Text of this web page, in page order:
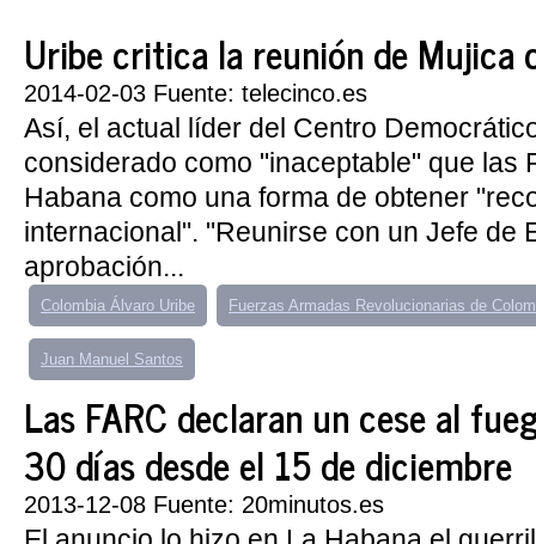
Uribe critica la reunión de Mujica
2014-02-03 Fuente: telecinco.es
Así, el actual líder del Centro
considerado como "inaceptable" que las
Habana como una forma de obtener
internacional". "Reunirse con un Jefe de
aprobación...
Colombia Álvaro Uribe Fuerzas Armadas Revolucionarias de
Juan Manuel Santos
Las FARC declaran un cese al
30 días desde el 15 de diciembre
2013-12-08 Fuente: 20minutos.es